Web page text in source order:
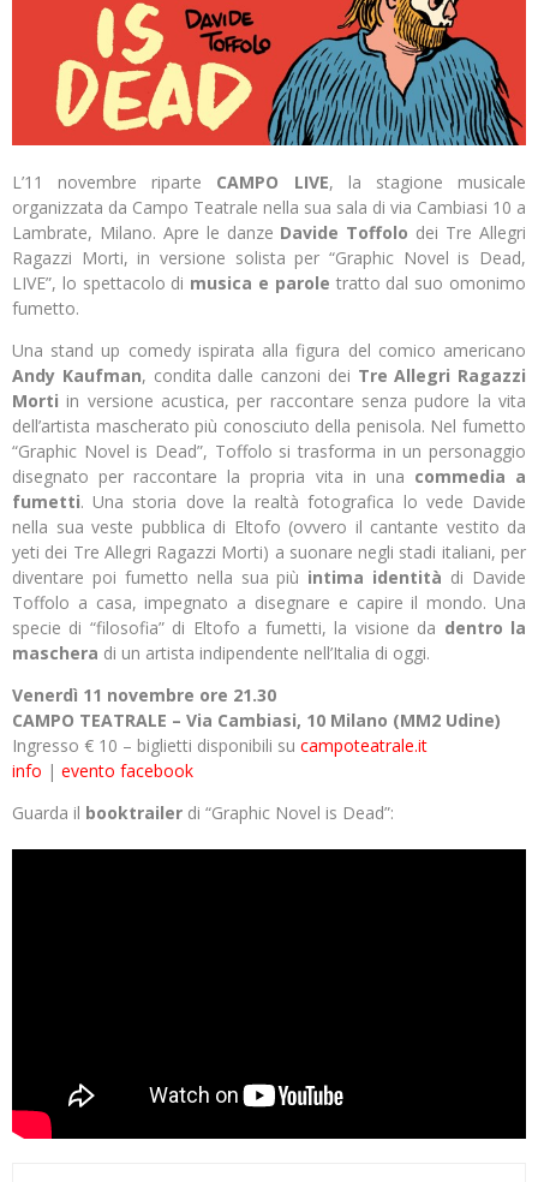
L’11 novembre riparte CAMPO LIVE, la stagione musicale
organizzata da Campo Teatrale nella sua sala di via Cambiasi 10 a
Lambrate, Milano. Apre le danze Davide Toffolo dei Tre Allegri
Ragazzi Morti, in versione solista per “Graphic Novel is Dead,
LIVE”, lo spettacolo di musica e parole tratto dal suo omonimo
fumetto.
Una stand up comedy ispirata alla figura del comico americano
Andy Kaufman, condita dalle canzoni dei Tre Allegri Ragazzi
Morti in versione acustica, per raccontare senza pudore la vita
dell’artista mascherato più conosciuto della penisola. Nel fumetto
“Graphic Novel is Dead”, Toffolo si trasforma in un personaggio
disegnato per raccontare la propria vita in una commedia a
fumetti. Una storia dove la realtà fotografica lo vede Davide
nella sua veste pubblica di Eltofo (ovvero il cantante vestito da
yeti dei Tre Allegri Ragazzi Morti) a suonare negli stadi italiani, per
diventare poi fumetto nella sua più intima identità di Davide
Toffolo a casa, impegnato a disegnare e capire il mondo. Una
specie di “filosofia” di Eltofo a fumetti, la visione da dentro la
maschera di un artista indipendente nell’Italia di oggi.
Venerdì 11 novembre ore 21.30
CAMPO TEATRALE – Via Cambiasi, 10 Milano (MM2 Udine)
Ingresso € 10 – biglietti disponibili su campoteatrale.it
info | evento facebook
Guarda il booktrailer di “Graphic Novel is Dead”: